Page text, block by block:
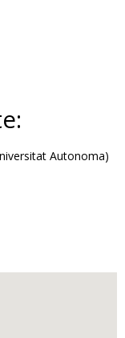
Autonoma)